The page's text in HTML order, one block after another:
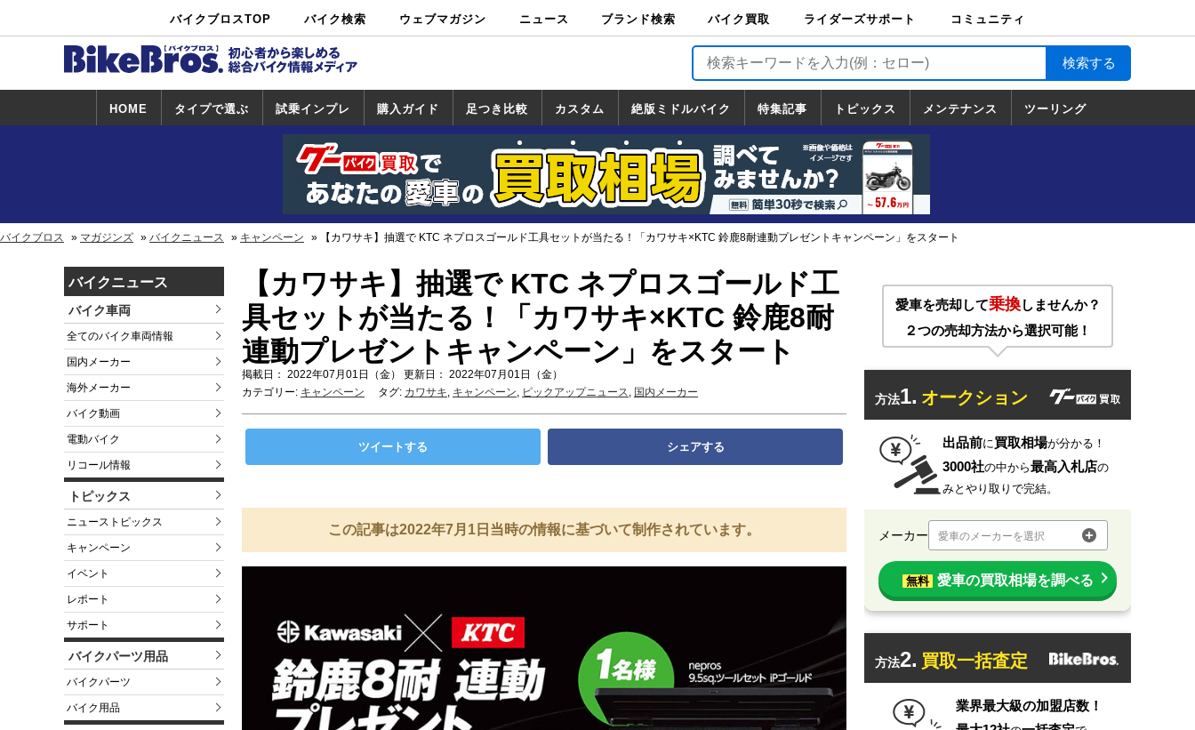
バイクブロスTOP バイク検索
中古バイ
ク・新車検
カタログ検
索
ショップ検
索
ウェブマガジン ニュース ブランド検索 バイク買取
バイク買取
ライダーズサポート
ライダーズサポート
TOP
バイク輸送
バイクガレージライ
フ
バイク車両保険
ロードサービス
バイク試乗
コミュニティ
HOME タイプで選ぶ 試乗インプレ
試乗インプレ
一覧
ホンダ
ヤマハ
スズキ
カワサキ
ハーレー
BMW
トライアンフ
ドゥカティ
購入ガイド
一覧
足つき比較 カスタム
カスタム
一覧
ホンダ
ヤマハ
スズキ
カワサキ
絶版ミドルバイク
絶版ミドルバイク
一覧
ホンダ
ヤマハ
スズキ
カワサキ
特集記事 トピックス
トピックス
一覧
ホンダ
ヤマハ
スズキ
カワサキ
ハーレーダ
ビッドソン
BMW
ドゥカティ
トライアン
フ
メンテナンス ツーリング
道の駅調査隊
ツーリング情報局
日本の道50選
国道めぐり
林道ツーリング
バイクブロス マガジンズ バイクニュース キャンペーン 【カワサキ】抽選で KTC ネプロスゴールド工具セットが当たる！「カワサキ×KTC 鈴鹿8耐連動プレゼントキャンペーン」をスタート
バイクニュース
バイク車両
全てのバイク車両情報
国内メーカー
海外メーカー
バイク動画
電動バイク
リコール情報
トピックス
ニューストピックス
キャンペーン
イベント
レポート
サポート
バイクパーツ用品
バイクパーツ
バイク用品
【カワサキ】抽選で KTC ネプロスゴールド工
具セットが当たる！「カワサキ×KTC 鈴鹿8耐
連動プレゼントキャンペーン」をスタート
掲載日： 2022年07月01日（金） 更新日： 2022年07月01日（金）
カテゴリー: キャンペーン タグ: カワサキ, キャンペーン, ピックアップニュース, 国内メーカー
ツイートする シェアする
この記事は2022年7月1日当時の情報に基づいて制作されています。
愛車を売却して乗換しませんか？
２つの売却方法から選択可能！
方法1. オークション
出品前に買取相場が分かる！
3000社の中から最高入札店の
みとやり取りで完結。
メーカー 愛車のメーカーを選択
無料 愛車の買取相場を調べる
方法2. 買取一括査定
業界最大級の加盟店数！